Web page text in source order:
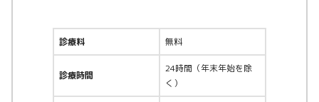
診療料 無料
診療時間
24時間（年末年始を除
く）